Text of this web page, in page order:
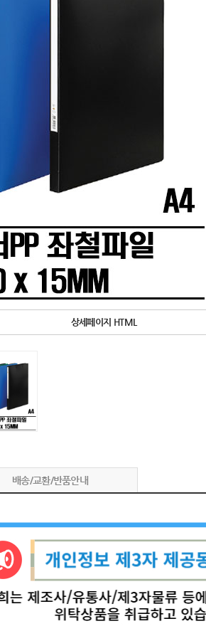
상세페이지 HTML
배송/교환/반품안내